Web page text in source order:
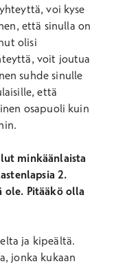
voi kyse
että sinulla on
olisi
voit joutua
suhde sinulle
että
osapuoli kuin
minkäänlaista
2.
ole. Pitääkö olla
ja kipeältä.
jonka kukaan